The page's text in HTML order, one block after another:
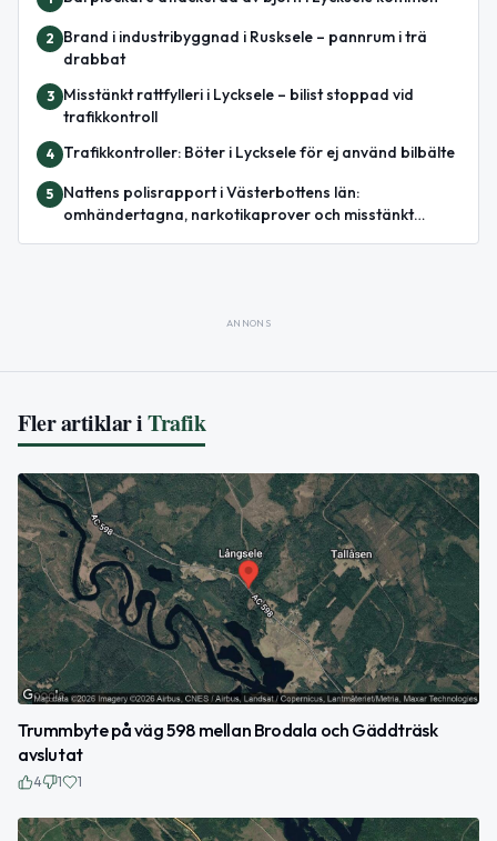
2
Brand i industribyggnad i Rusksele – pannrum i trä
drabbat
3
Misstänkt rattfylleri i Lycksele – bilist stoppad vid
trafikkontroll
4 Trafikkontroller: Böter i Lycksele för ej använd bilbälte
5
Nattens polisrapport i Västerbottens län:
omhändertagna, narkotikaprover och misstänkt
ANNONS
Fler artiklar iTrafik
Trummbyte på väg 598 mellan Brodala och Gäddträsk
avslutat
4 1 1